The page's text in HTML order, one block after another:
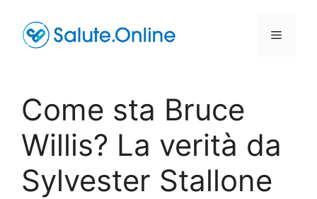
contenuto
Menu
Come sta Bruce
Willis? La verità da
Sylvester Stallone